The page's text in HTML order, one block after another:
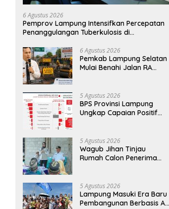
6 Agustus 2026
Pemprov Lampung Intensifkan Percepatan
Penanggulangan Tuberkulosis di
6 Agustus 2026
Pemkab Lampung Selatan
Mulai Benahi Jalan RA
Demi Keselamatan
Pengguna Jalan
5 Agustus 2026
BPS Provinsi Lampung
Ungkap Capaian Positif
Ekonomi Terus Tumbuh
5 Agustus 2026
Wagub Jihan Tinjau
Rumah Calon Penerima
dan Serap Aspirasi
Masyarakat
5 Agustus 2026
Lampung Masuki Era Baru
Pembangunan Berbasis AI,